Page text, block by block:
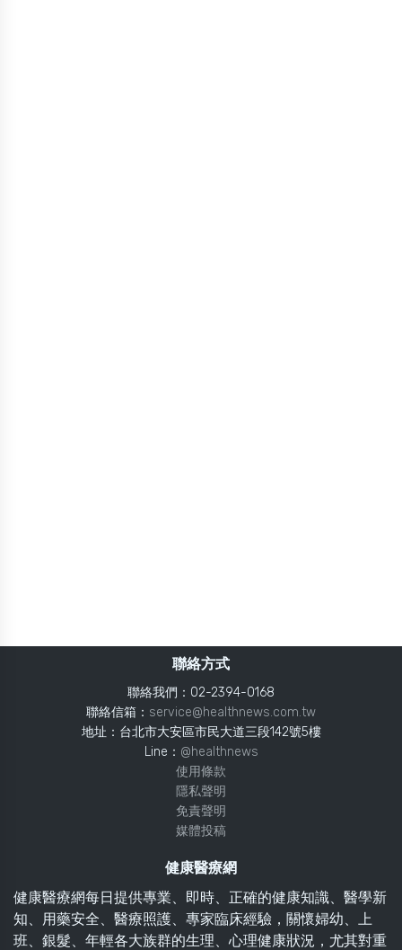
聯絡方式
聯絡我們：02-2394-0168
聯絡信箱： service@healthnews.com.tw
地址：台北市大安區市民大道三段142號5樓
Line： @healthnews
使用條款
隱私聲明
免責聲明
媒體投稿
健康醫療網
健康醫療網每日提供專業、即時、正確的健康知識、醫學新
知、用藥安全、醫療照護、專家臨床經驗，關懷婦幼、上
班、銀髮、年輕各大族群的生理、心理健康狀況，尤其對重